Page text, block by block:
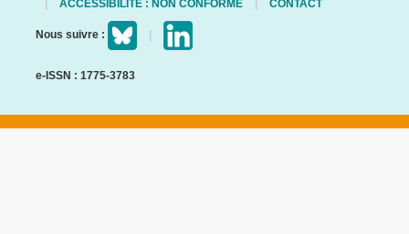
ACCESSIBILITÉ : NON CONFORME
CONTACT
Nous suivre :
e-ISSN : 1775-3783